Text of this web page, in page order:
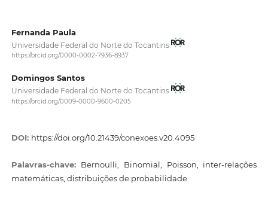
Fernanda Paula
Universidade Federal do Norte do Tocantins
https://orcid.org/0000-0002-7936-8937
Domingos Santos
Universidade Federal do Norte do Tocantins
https://orcid.org/0009-0000-9600-0205
DOI: https://doi.org/10.21439/conexoes.v20.4095
Palavras-chave: Bernoulli, Binomial, Poisson, inter-relações
matemáticas, distribuições de probabilidade